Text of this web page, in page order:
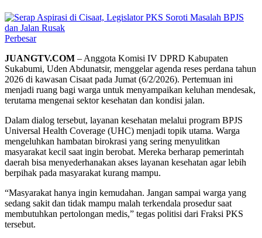
Perbesar
JUANGTV.COM – Anggota Komisi IV DPRD Kabupaten
Sukabumi, Uden Abdunatsir, menggelar agenda reses perdana tahun
2026 di kawasan Cisaat pada Jumat (6/2/2026). Pertemuan ini
menjadi ruang bagi warga untuk menyampaikan keluhan mendesak,
terutama mengenai sektor kesehatan dan kondisi jalan.
Dalam dialog tersebut, layanan kesehatan melalui program BPJS
Universal Health Coverage (UHC) menjadi topik utama. Warga
mengeluhkan hambatan birokrasi yang sering menyulitkan
masyarakat kecil saat ingin berobat. Mereka berharap pemerintah
daerah bisa menyederhanakan akses layanan kesehatan agar lebih
berpihak pada masyarakat kurang mampu.
“Masyarakat hanya ingin kemudahan. Jangan sampai warga yang
sedang sakit dan tidak mampu malah terkendala prosedur saat
membutuhkan pertolongan medis,” tegas politisi dari Fraksi PKS
tersebut.